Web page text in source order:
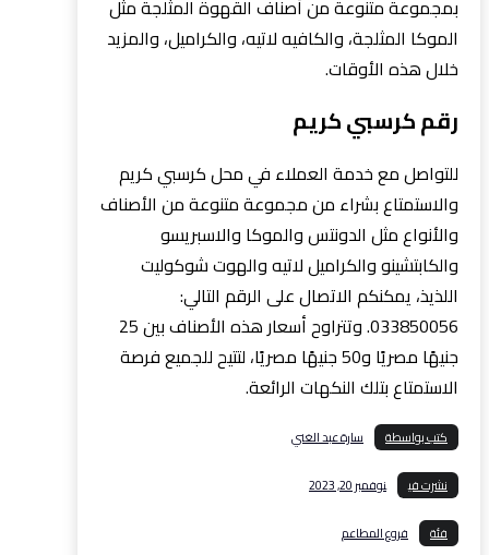
بمجموعة متنوعة من أصناف القهوة المثلجة مثل
الموكا المثلجة، والكافيه لاتيه، والكراميل، والمزيد
خلال هذه الأوقات.
رقم كرسبي كريم
للتواصل مع خدمة العملاء في محل كرسبي كريم
والاستمتاع بشراء من مجموعة متنوعة من الأصناف
والأنواع مثل الدونتس والموكا والاسبريسو
والكابتشينو والكراميل لاتيه والهوت شوكوليت
اللذيذ، يمكنكم الاتصال على الرقم التالي:
033850056. وتتراوح أسعار هذه الأصناف بين 25
جنيهًا مصريًا و50 جنيهًا مصريًا، لتتيح للجميع فرصة
الاستمتاع بتلك النكهات الرائعة.
كتب بواسطة سارة عبد الغني
نشرت في نوفمبر 20, 2023
فئة فروع المطاعم